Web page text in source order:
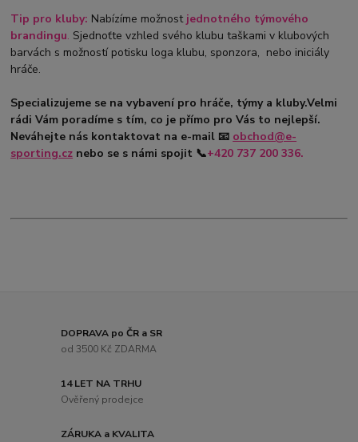
Tip pro kluby: Nabízíme možnost jednotného týmového
brandingu. Sjednoťte vzhled svého klubu taškami v klubových
barvách s možností potisku loga klubu, sponzora, nebo iniciály
hráče.
Specializujeme se na vybavení pro hráče, týmy a kluby.Velmi
rádi Vám poradíme s tím, co je přímo pro Vás to nejlepší.
Neváhejte nás kontaktovat na e-mail 📧 obchod@e-
sporting.cz nebo se s námi spojit 📞+420 737 200 336.
DOPRAVA po ČR a SR
od 3500 Kč ZDARMA
14 LET NA TRHU
Ověřený prodejce
ZÁRUKA a KVALITA